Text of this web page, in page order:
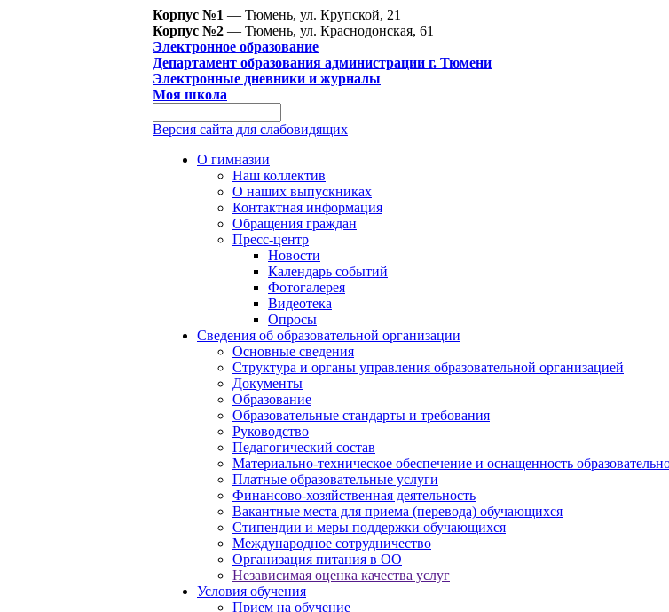
Корпус №1 — Тюмень, ул. Крупской, 21
Корпус №2 — Тюмень, ул. Краснодонская, 61
Электронное образование
Департамент образования администрации г. Тюмени
Электронные дневники и журналы
Моя школа
Версия сайта для слабовидящих
О гимназии
Наш коллектив
О наших выпускниках
Контактная информация
Обращения граждан
Пресс-центр
Новости
Календарь событий
Фотогалерея
Видеотека
Опросы
Сведения об образовательной организации
Основные сведения
Структура и органы управления образовательной организацией
Документы
Образование
Образовательные стандарты и требования
Руководство
Педагогический состав
Материально-техническое обеспечение и оснащенность
Платные образовательные услуги
Финансово-хозяйственная деятельность
Вакантные места для приема (перевода) обучающихся
Стипендии и меры поддержки обучающихся
Международное сотрудничество
Организация питания в ОО
Независимая оценка качества услуг
Условия обучения
Прием на обучение